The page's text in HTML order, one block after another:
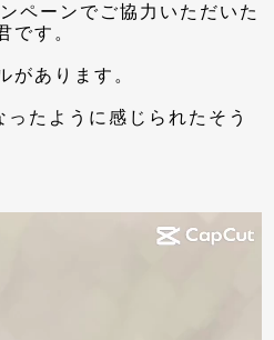
ペーンでご協力いただいた
です。
があります。
たように感じられたそう